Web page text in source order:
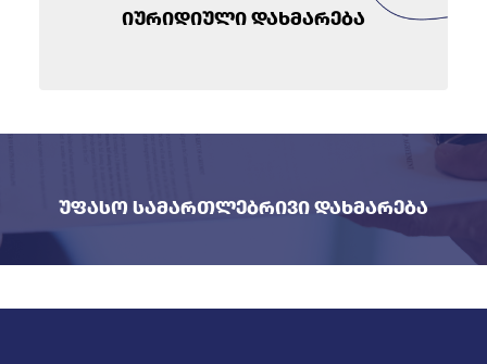
იურიდიული დახმარება
Უფასო Სამართლებრივი Დახმარება